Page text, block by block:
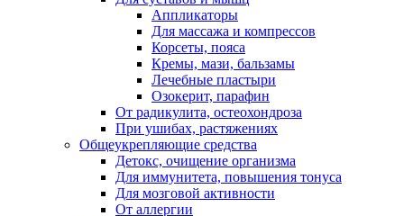
Аппликаторы
Для массажа и компрессов
Корсеты, пояса
Кремы, мази, бальзамы
Лечебные пластыри
Озокерит, парафин
От радикулита, остеохондроза
При ушибах, растяжениях
Общеукрепляющие средства
Детокс, очищение организма
Для иммунитета, повышения тонуса
Для мозговой активности
От аллергии